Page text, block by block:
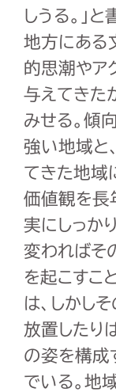
しうる。」
地方にある
的思潮やア
与えてきた
みせる。傾
強い地域と
てきた地域
価値観を長
実にしっか
変わればそ
を起こすこ
は、しかし
放置したり
の姿を構成
でいる。地